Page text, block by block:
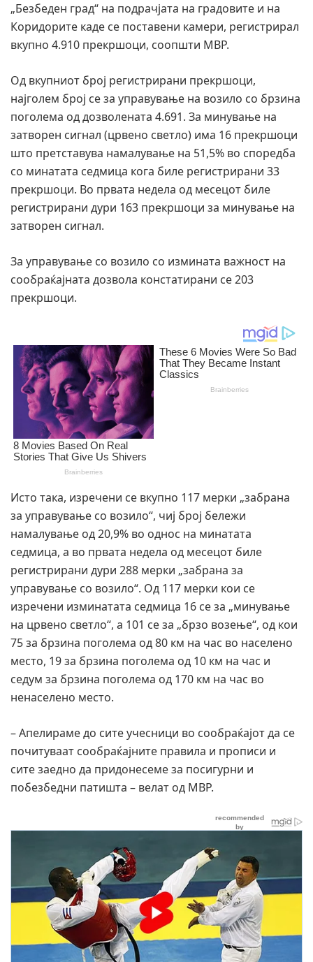
„Безбеден град“ на подрачјата на градовите и на
Коридорите каде се поставени камери, регистрирал
вкупно 4.910 прекршоци, соопшти МВР.
Од вкупниот број регистрирани прекршоци,
најголем број се за управување на возило со брзина
поголема од дозволената 4.691. За минување на
затворен сигнал (црвено светло) има 16 прекршоци
што претставува намалување на 51,5% во споредба
со минатата седмица кога биле регистрирани 33
прекршоци. Во првата недела од месецот биле
регистрирани дури 163 прекршоци за минување на
затворен сигнал.
За управување со возило со измината важност на
сообраќајната дозвола констатирани се 203
прекршоци.
Исто така, изречени се вкупно 117 мерки „забрана
за управување со возило“, чиј број бележи
намалување од 20,9% во однос на минатата
седмица, а во првата недела од месецот биле
регистрирани дури 288 мерки „забрана за
управување со возило“. Од 117 мерки кои се
изречени изминатата седмица 16 се за „минување
на црвено светло“, а 101 се за „брзо возење“, од кои
75 за брзина поголема од 80 км на час во населено
место, 19 за брзина поголема од 10 км на час и
седум за брзина поголема од 170 км на час во
ненаселено место.
– Апелираме до сите учесници во сообраќајот да се
почитуваат сообраќајните правила и прописи и
сите заедно да придонесеме за посигурни и
побезбедни патишта – велат од МВР.